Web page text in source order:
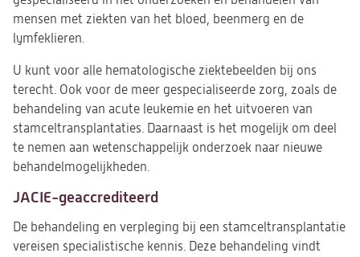
mensen met ziekten van het bloed, beenmerg en de
lymfeklieren.
U kunt voor alle hematologische ziektebeelden bij ons
terecht. Ook voor de meer gespecialiseerde zorg, zoals de
behandeling van acute leukemie en het uitvoeren van
stamceltransplantaties. Daarnaast is het mogelijk om deel
te nemen aan wetenschappelijk onderzoek naar nieuwe
behandelmogelijkheden.
JACIE-geaccrediteerd
De behandeling en verpleging bij een stamceltransplantatie
vereisen specialistische kennis. Deze behandeling vindt